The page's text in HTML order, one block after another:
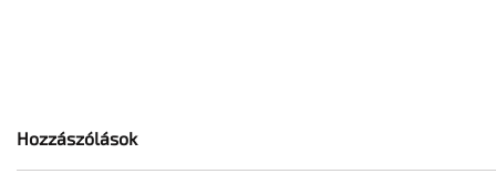
Hozzászólások